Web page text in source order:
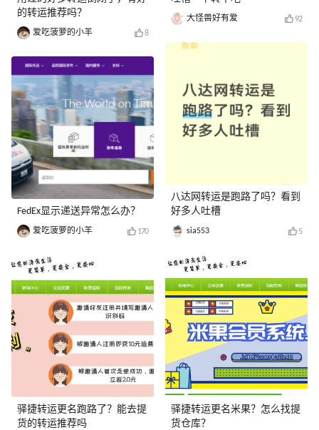
的转运推荐吗？
爱吃菠萝的小羊 8
FedEx显示递送异常怎么办？
爱吃菠萝的小羊 170
驿捷转运更名跑路了？能去提
货的转运推荐吗
大怪兽好有爱 92
八达网转运是跑路了吗？看到
好多人吐槽
sia553 5
驿捷转运更名米果？怎么找提
货仓库？